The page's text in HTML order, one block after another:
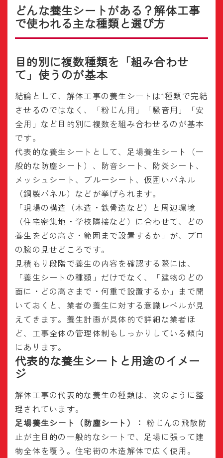
どんな養生シートがある？解体工事
で使われる主な種類と選び方
目的別に複数種類を「組み合わせ
て」使うのが基本
結論として、解体工事の養生シートは1種類で完結
させるのではなく、「粉じん用」「騒音用」「安
全用」など目的別に複数を組み合わせるのが基本
です。
代表的な養生シートとして、足場養生シート（一
般的な防塵シート）、防音シート、防炎シート、
メッシュシート、ブルーシート、仮囲いパネル
（鋼製パネル）などが挙げられます。
「現場の構造（木造・鉄骨造など）と周辺環境
（住宅密集地・学校隣接など）に合わせて、どの
養生をどの高さ・範囲まで設置するか」が、プロ
の腕の見せどころです。
見積もり段階で養生の内容を確認する際には、
「養生シートの種類」だけでなく、「建物のどの
面に・どの高さまで・何重で設置するか」まで聞
いておくと、業者の養生に対する意識レベルが見
えてきます。養生計画が具体的で詳細な業者ほ
ど、工事全体の管理体制もしっかりしている傾向
にあります。
代表的な養生シートと用途のイメー
ジ
解体工事の代表的な養生の種類は、次のように整
理されています。
足場養生シート（防塵シート）： 粉じんの飛散防
止が主目的の一般的なシートで、足場に張って建
物全体を覆う。住宅街の木造解体で広く使用。